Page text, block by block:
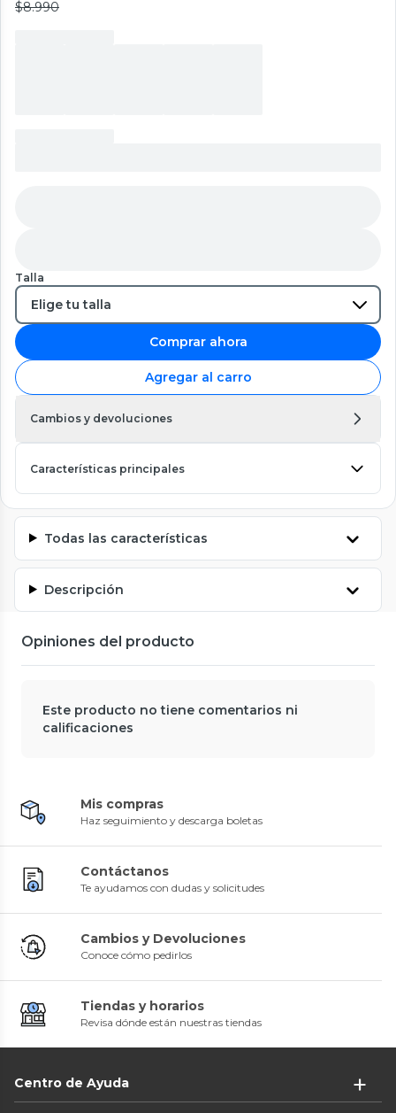
$8.990
Talla
Comprar ahora
Agregar al carro
Cambios y devoluciones
Características principales
Todas las características
Descripción
Opiniones del producto
Este producto no tiene comentarios ni
calificaciones
Mis compras
Haz seguimiento y descarga boletas
Contáctanos
Te ayudamos con dudas y solicitudes
Cambios y Devoluciones
Conoce cómo pedirlos
Tiendas y horarios
Revisa dónde están nuestras tiendas
Centro de Ayuda